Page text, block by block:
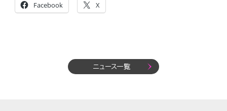
Facebook X
ニュース一覧